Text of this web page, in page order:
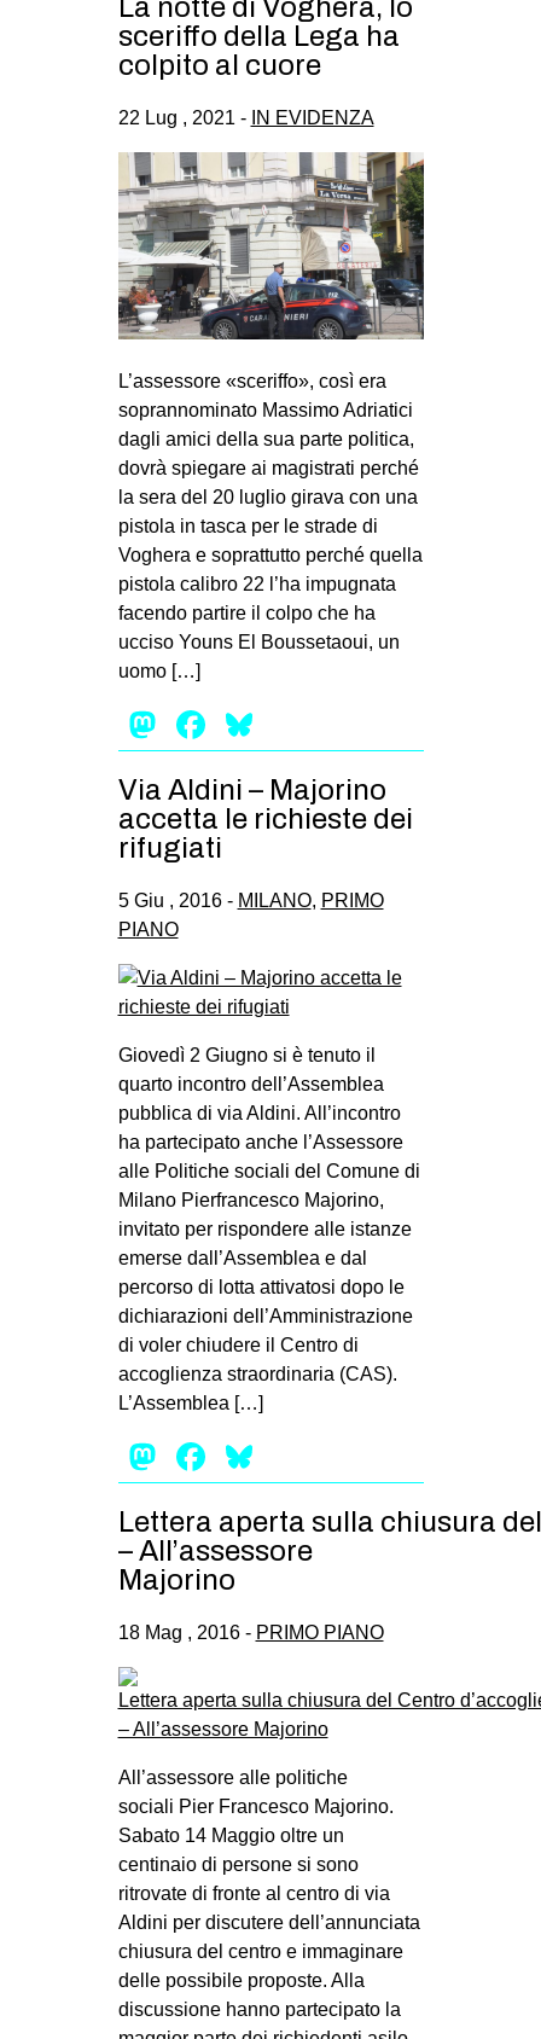
Fb
tw
bsky
ms
SEARCH
La notte di Voghera, lo
sceriffo della Lega ha
colpito al cuore
22 Lug , 2021 - IN EVIDENZA
L’assessore «sceriffo», così era
soprannominato Massimo Adriatici
dagli amici della sua parte politica,
dovrà spiegare ai magistrati perché
la sera del 20 luglio girava con una
pistola in tasca per le strade di
Voghera e soprattutto perché quella
pistola calibro 22 l’ha impugnata
facendo partire il colpo che ha
ucciso Youns El Boussetaoui, un
uomo […]
Mastodon
Facebook
Via Aldini – Majorino
accetta le richieste dei
rifugiati
5 Giu , 2016 - MILANO, PRIMO
PIANO
Giovedì 2 Giugno si è tenuto il
quarto incontro dell’Assemblea
pubblica di via Aldini. All’incontro
ha partecipato anche l’Assessore
alle Politiche sociali del Comune di
Milano Pierfrancesco Majorino,
invitato per rispondere alle istanze
emerse dall’Assemblea e dal
percorso di lotta attivatosi dopo le
dichiarazioni dell’Amministrazione
di voler chiudere il Centro di
accoglienza straordinaria (CAS).
L’Assemblea […]
Mastodon
Facebook
Lettera aperta sulla chiusura
– All’assessore
Majorino
18 Mag , 2016 - PRIMO PIANO
All’assessore alle politiche
sociali Pier Francesco Majorino.
Sabato 14 Maggio oltre un
centinaio di persone si sono
ritrovate di fronte al centro di via
Aldini per discutere dell’annunciata
chiusura del centro e immaginare
delle possibile proposte. Alla
discussione hanno partecipato la